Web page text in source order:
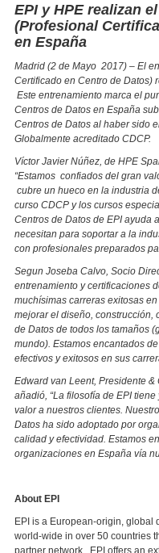
EPI y HPE realizan
(Profesional
en España
Madrid (2 de Mayo 2017) – El
Certificado en Centro de Datos)
Este entrenamiento marca el
Centros de Datos en España
Centros de Datos al haber sido
Globalmente acreditado CDCP.
Víctor Javier Núñez, de HPE
“Estamos confiados del gran
cubre un hueco en la industria
curso CDCP y los cursos
Centros de Datos de EPI ayuda
necesitan para soportar a la
con profesionales preparados
Segun Joseba Calvo, Socio
entrenamiento y certificaciones
muchísimas carreras exitosas
mejorar el diseño, construcción,
de Datos de todos los tamaños
mundo). Estamos encantados
efectivos y exitosos en sus
Edward van Leent, Presidente
añadió, “La filosofía de EPI
valor a nuestros clientes.
Datos ha sido adoptado por
calidad y efectividad. Estamos
organizaciones en España vía
About EPI
EPI is a European-origin, global
world-wide in over 50 countries
partner network. EPI offers an